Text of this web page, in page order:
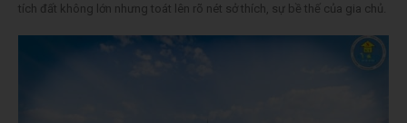
tích đất không lớn nhưng toát lên rõ nét sở thích, sự bề thế của gia chủ.